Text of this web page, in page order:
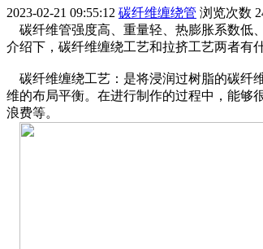
2023-02-21 09:55:12 碳纤维缠绕管 浏览次数
碳纤维管强度高、重量轻、热膨胀系数低
介绍下，碳纤维缠绕工艺和拉挤工艺两者有
碳纤维缠绕工艺：是将浸润过树脂的碳纤
维的布局平衡。在进行制作的过程中，能够
浪费等。